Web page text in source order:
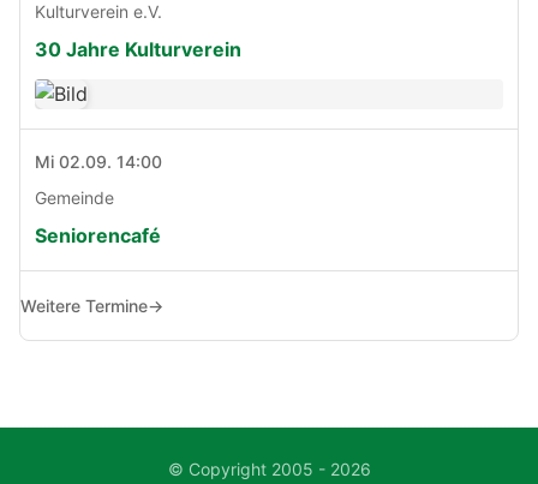
Kulturverein e.V.
30 Jahre Kulturverein
Mi 02.09. 14:00
Gemeinde
Seniorencafé
Weitere Termine→
© Copyright 2005 - 2026